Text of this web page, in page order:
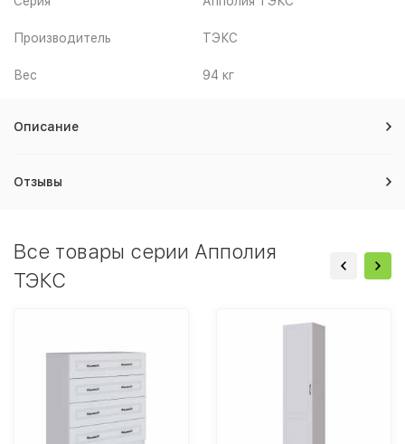
Производитель ТЭКС
Вес 94 кг
Описание
Отзывы
Все товары серии Апполия
ТЭКС